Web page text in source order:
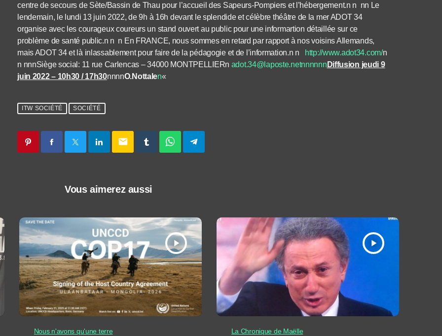
centre de secours de Sète/Bassin de Thau pour l’accueil des Sapeurs-Pompiers et l’hébergement.n n nn Le
lendemain, le lundi 13 juin 2022, de 9h à 16h devant le splendide et célèbre théâtre de la mer ADOT 34
organise avec les courageux coureurs un stand ouvert au public pour une informartion détaillée sur ce
problème de santé public.n n n En FRANCE, nous sommes en retard par rapport à nos voisins Allemands,
mais ADOT 34 et là inlassablement pour faire de la pédagogie et de l’information.n n
http://www.adot34.com/n
n nnnSiège social: 11 rue Carlencas – 34000 MONTPELLIERn adot.34@laposte.netnnnnnn Diffusion jeudi 9
juin 2022 – 10h30 / 17h30nnnnO.Nottalen«
ITW SOCIÉTÉ SOCIÉTÉ
email
Vous aimerez aussi
play_arrow
Nous n'avons qu'une terre
play_arrow
La Chronique de Maëlle